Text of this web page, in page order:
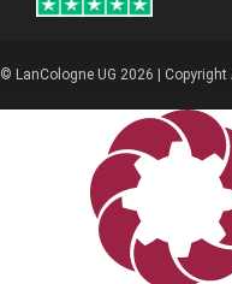
© LanCologne UG 2026 |